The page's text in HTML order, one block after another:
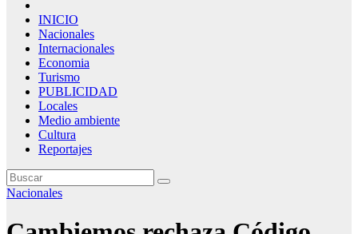
INICIO
Nacionales
Internacionales
Economia
Turismo
PUBLICIDAD
Locales
Medio ambiente
Cultura
Reportajes
Nacionales